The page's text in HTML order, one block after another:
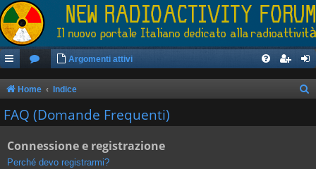
Argomenti attivi
Home Indice
r
FAQ (Domande Frequenti)
Connessione e registrazione
Perché devo registrarmi?